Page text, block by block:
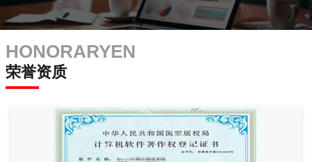
HONORARYEN
荣誉资质